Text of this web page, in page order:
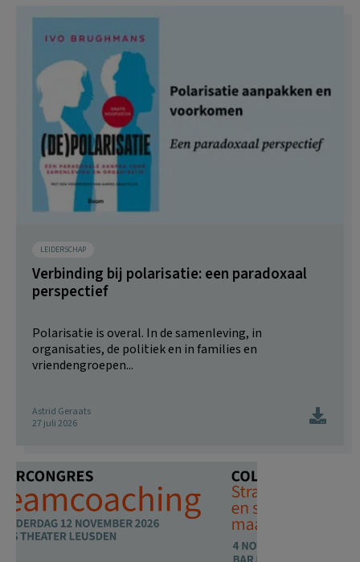
LEIDERSCHAP
Verbinding bij polarisatie: een paradoxaal
perspectief
Polarisatie is overal. In de samenleving, in
organisaties, de politiek en in families en
vriendengroepen...
Astrid Geraats
27 juli 2026